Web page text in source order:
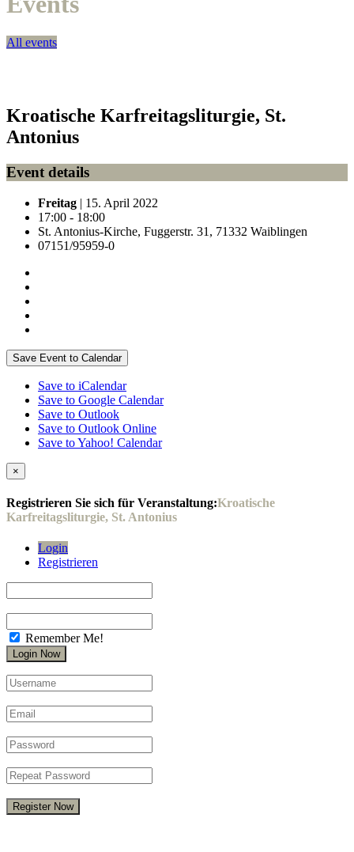
All events
Kroatische Karfreitagsliturgie, St.
Antonius
Event details
Freitag | 15. April 2022
17:00 - 18:00
St. Antonius-Kirche, Fuggerstr. 31, 71332 Waiblingen
07151/95959-0
Save Event to Calendar
Save to iCalendar
Save to Google Calendar
Save to Outlook
Save to Outlook Online
Save to Yahoo! Calendar
×
Registrieren Sie sich für Veranstaltung:Kroatische
Karfreitagsliturgie, St. Antonius
Login
Registrieren
Remember Me!
Register Now